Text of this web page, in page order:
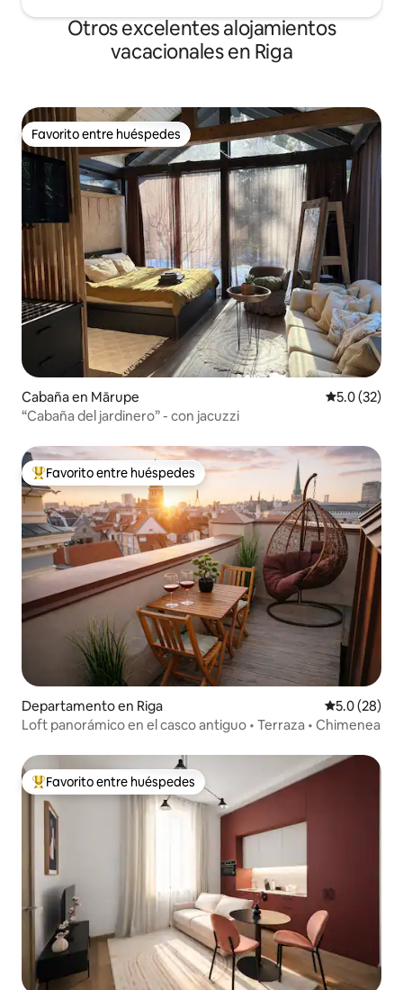
Otros excelentes alojamientos
vacacionales en Riga
Favorito entre huéspedes
Favorito entre huéspedes
Cabaña en Mārupe Calificación
5.0 (32)
“Cabaña del jardinero” - con jacuzzi
De los mejores en Favorito entre huéspedes
Favorito entre huéspedes
Departamento en Riga Calificación
5.0 (28)
Loft panorámico en el casco antiguo • Terraza • Chimenea
De los mejores en Favorito entre huéspedes
Favorito entre huéspedes